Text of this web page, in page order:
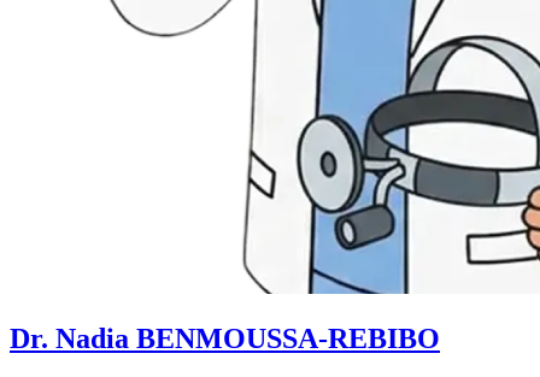
Dr. Nadia BENMOUSSA-REBIBO